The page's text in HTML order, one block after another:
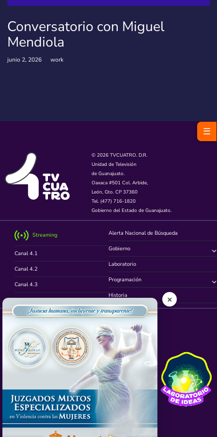
Conversatorio con Miguel
Mendiola
junio 2, 2026 work
© 2026 TVCUATRO. D.R.
Unidad de Televisión
de Guanajuato.
Oaxaca #501 Col. Arbide,
León, Gto. CP 37360
Tel. (477) 716-1820
Gobierno del Estado de Guanajuato.
Streaming
Canal 4.1
Canal 4.2
Canal 4.3
Canal 4.4
Alerta Nacional de Búsqueda
Gobierno
Laboratorio
Programación
Historia
Síguenos en
App TVCUATRO
☰
×